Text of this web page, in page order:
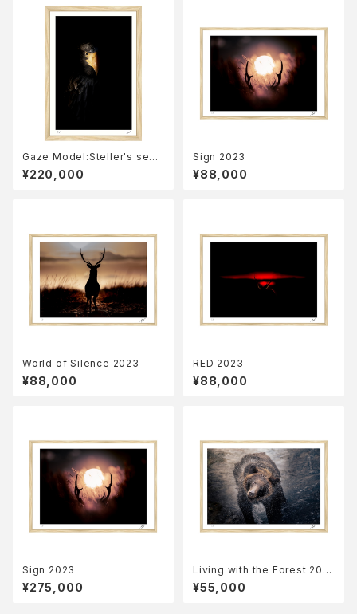
Gaze Model:Steller's sea
eagle 2023
¥220,000
Sign 2023
¥88,000
World of Silence 2023
¥88,000
RED 2023
¥88,000
Sign 2023
¥275,000
Living with the Forest 202
3
¥55,000